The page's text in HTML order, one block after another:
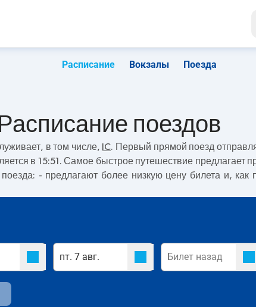
Расписание Вокзалы Поезда
поездов
в том числе, IC. Первый прямой поезд
в 15:51. Самое быстрое путешествие предлагает
- предлагают более низкую цену билета и,